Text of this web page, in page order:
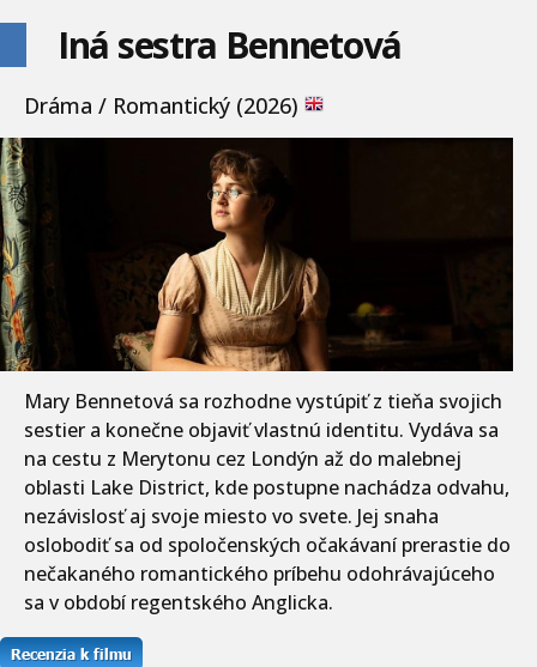
Iná sestra Bennetová
Dráma / Romantický (2026)
Mary Bennetová sa rozhodne vystúpiť z tieňa svojich
sestier a konečne objaviť vlastnú identitu. Vydáva sa
na cestu z Merytonu cez Londýn až do malebnej
oblasti Lake District, kde postupne nachádza odvahu,
nezávislosť aj svoje miesto vo svete. Jej snaha
oslobodiť sa od spoločenských očakávaní prerastie do
nečakaného romantického príbehu odohrávajúceho
sa v období regentského Anglicka.